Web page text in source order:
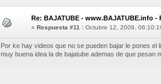
Re: BAJATUBE - www.BAJATUBE.info -
« Respuesta #11 : Octubre 12, 2009,
Por ke hay videos que no se pueden bajar le pones
muy buena idea la de bajatube ademas de que pesan